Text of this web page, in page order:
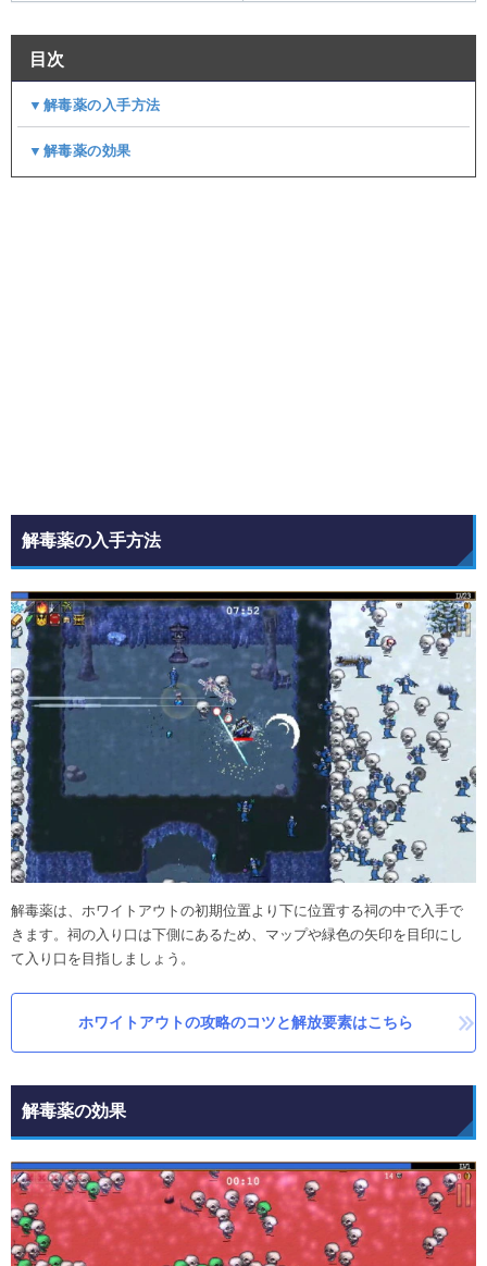
目次
▼解毒薬の入手方法
▼解毒薬の効果
解毒薬の入手方法
解毒薬は、ホワイトアウトの初期位置より下に位置する祠の中で入手で
きます。祠の入り口は下側にあるため、マップや緑色の矢印を目印にし
て入り口を目指しましょう。
ホワイトアウトの攻略のコツと解放要素はこちら
解毒薬の効果